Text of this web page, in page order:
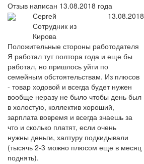
Отзыв написан 13.08.2018 года
Сергей
Сотрудник из
Кирова
13.08.2018
Положительные стороны работодателя
Я работал тут полтора года и еще бы
работал, но пришлось уйти по
семейным обстоятельствам. Из плюсов
- товар ходовой и всегда будет нужен
вообще неразу не было чтобы день был
в холостую, коллектив хороший,
зарплата вовремя и всегда знаешь за
что и сколько платят, если очень
нужны деньги, халтуру подкидывали
(тысячь 2-3 можно плюсом еще в месяц
поднять).